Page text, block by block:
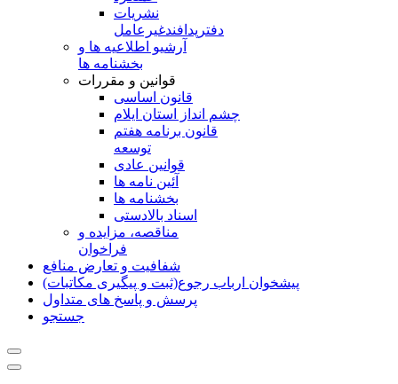
نشريات
دفترپدافندغيرعامل
آرشیو اطلاعیه ها و
بخشنامه ها
قوانین و مقررات
قانون اساسی
چشم انداز استان ایلام
قانون برنامه هفتم
توسعه
قوانین عادی
آئین نامه ها
بخشنامه ها
اسناد بالادستی
مناقصه، مزایده و
فراخوان
شفافیت و تعارض منافع
پیشخوان ارباب رجوع(ثبت و پیگیری مکاتبات)
پرسش و پاسخ های متداول
جستجو